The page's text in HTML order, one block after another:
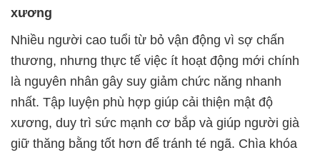
xương
Nhiều người cao tuổi từ bỏ vận động vì sợ chấn
thương, nhưng thực tế việc ít hoạt động mới chính
là nguyên nhân gây suy giảm chức năng nhanh
nhất. Tập luyện phù hợp giúp cải thiện mật độ
xương, duy trì sức mạnh cơ bắp và giúp người già
giữ thăng bằng tốt hơn để tránh té ngã. Chìa khóa